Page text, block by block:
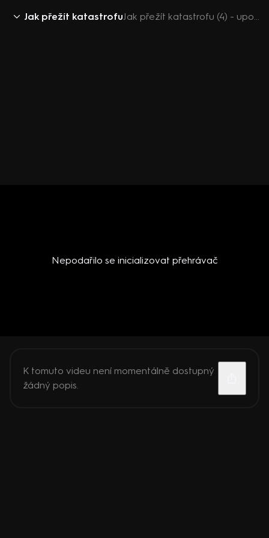
Jak přežít katastrofu Jak přežít katastrofu (4) - upoutávka
Nepodařilo se inicializovat přehrávač
K tomuto videu není momentálně dostupný
žádný popis.